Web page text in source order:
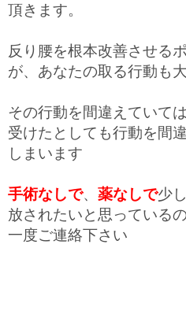
頂きます。
反り腰を根本改善させる
が、あなたの取る行動も
その行動を間違えていて
受けたとしても行動を間
しまいます
手術なしで、 薬なしで少
放されたいと思っている
一度ご連絡下さい